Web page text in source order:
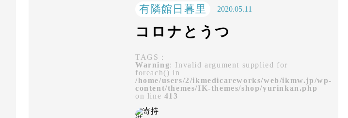
有隣館日暮里 2020.05.11
コロナとうつ
TAGS：
Warning: Invalid argument supplied for
foreach() in
/home/users/2/ikmedicareworks/web/ikmw.jp/wp-
content/themes/IK-themes/shop/yurinkan.php
on line 413